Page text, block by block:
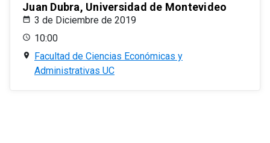
Juan Dubra, Universidad de Montevideo
3 de Diciembre de 2019
10:00
Facultad de Ciencias Económicas y
Administrativas UC